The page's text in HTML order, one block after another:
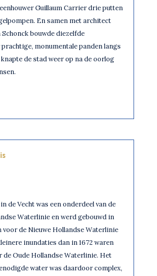
Guillaum Carrier drie putten
En samen met architect
bouwde diezelfde
monumentale panden langs
de stad weer op na de oorlog
de Vecht was een onderdeel van de
Waterlinie en werd gebouwd in
voor de Nieuwe Hollandse Waterlinie
inundaties dan in 1672 waren
de Oude Hollandse Waterlinie. Het
water was daardoor complex,